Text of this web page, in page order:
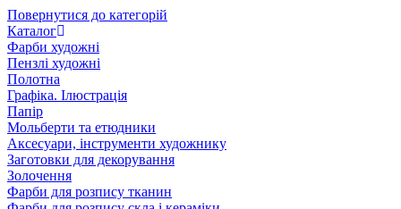
Повернутися до категорій
Каталог
Фарби художні
Пензлі художні
Полотна
Графіка. Ілюстрація
Папір
Мольберти та етюдники
Аксесуари, інструменти художнику
Заготовки для декорування
Золочення
Фарби для розпису тканин